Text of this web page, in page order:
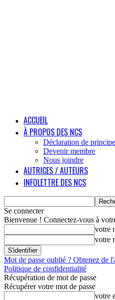
ACCUEIL
À PROPOS DES NCS
Déclaration de principe
Devenir membre
Nous joindre
AUTRICES / AUTEURS
INFOLETTRE DES NCS
Se connecter
Bienvenue ! Connectez-vous à
votre
votre
Mot de passe oublié ? Obtenez de
Politique de confidentialité
Récupération de mot de passe
Récupérer votre mot de passe
votre